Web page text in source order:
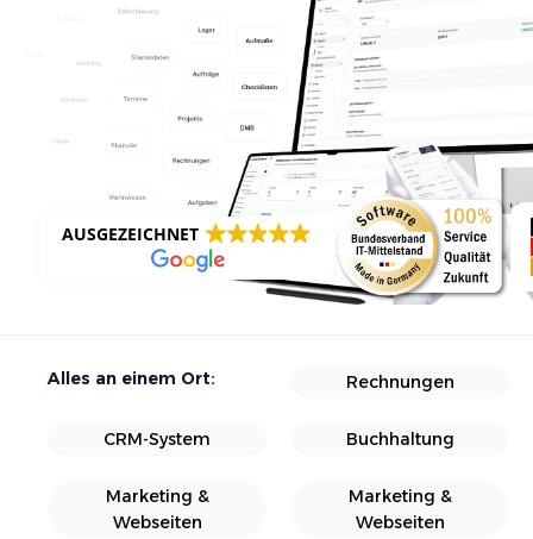
AUSGEZEICHNET
Alles an einem Ort: Rechnungen
CRM-System Buchhaltung
Marketing &
Webseiten
Marketing &
Webseiten